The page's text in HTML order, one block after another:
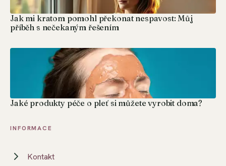
Jak mi kratom pomohl překonat nespavost: Můj
příběh s nečekaným řešením
Jaké produkty péče o pleť si můžete vyrobit doma?
INFORMACE
Kontakt